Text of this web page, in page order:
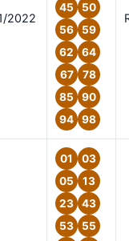
2022
45
50
56
59
62
64
67
78
85
90
94
98
01
03
05
13
23
43
53
55